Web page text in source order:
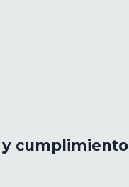
y cumplimiento